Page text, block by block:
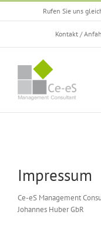
Zum
Rufen Sie uns
Kontakt /
Impressum
Ce-eS Management
Johannes Huber GbR